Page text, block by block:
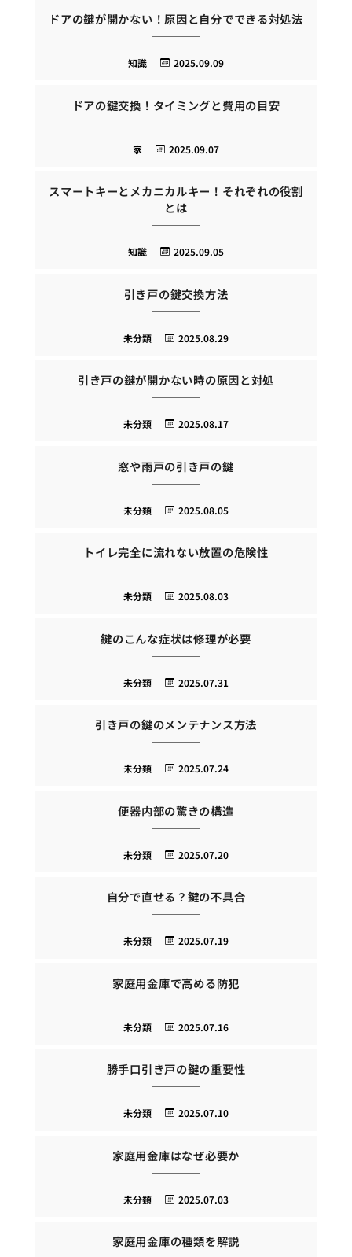
ドアの鍵が開かない！原因と自分でできる対処法
2025.09.09
知識
ドアの鍵交換！タイミングと費用の目安
2025.09.07
家
スマートキーとメカニカルキー！それぞれの役割
とは
2025.09.05
知識
引き戸の鍵交換方法
2025.08.29
未分類
引き戸の鍵が開かない時の原因と対処
2025.08.17
未分類
窓や雨戸の引き戸の鍵
2025.08.05
未分類
トイレ完全に流れない放置の危険性
2025.08.03
未分類
鍵のこんな症状は修理が必要
2025.07.31
未分類
引き戸の鍵のメンテナンス方法
2025.07.24
未分類
便器内部の驚きの構造
2025.07.20
未分類
自分で直せる？鍵の不具合
2025.07.19
未分類
家庭用金庫で高める防犯
2025.07.16
未分類
勝手口引き戸の鍵の重要性
2025.07.10
未分類
家庭用金庫はなぜ必要か
2025.07.03
未分類
家庭用金庫の種類を解説